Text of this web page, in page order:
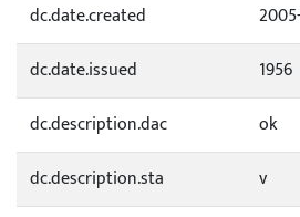
dc.date.created
dc.date.issued
1956
dc.description.dac
ok
dc.description.sta
v